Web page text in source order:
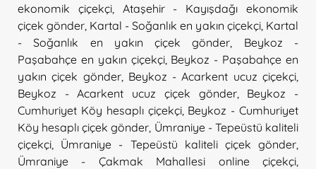
ekonomik çiçekçi, Ataşehir - Kayışdağı ekonomik
çiçek gönder Kartal - Soğanlık en yakın çiçekçi Kartal
- Soğanlık en yakın çiçek gönder
Beykoz -
Paşabahçe en yakın çiçekçi, Beykoz - Paşabahçe en
yakın çiçek gönder, Beykoz - Acarkent ucuz çiçekçi
Beykoz - Acarkent ucuz çiçek gönder, Beykoz -
Cumhuriyet Köy hesaplı çiçekçi, Beykoz - Cumhuriyet
Köy hesaplı çiçek gönder Ümraniye - Tepeüstü kaliteli
çiçekçi
Ümraniye - Tepeüstü kaliteli çiçek gönder
Ümraniye - Çakmak Mahallesi online çiçekçi